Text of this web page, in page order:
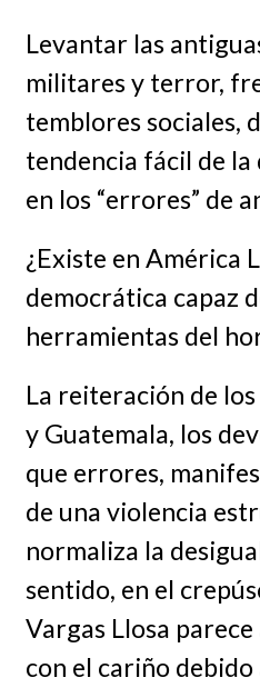
Levantar las
militares y terror,
temblores sociales,
tendencia fácil de la
en los “errores” de
¿Existe en América
democrática capaz
herramientas del
La reiteración de
y Guatemala, los
que errores,
de una violencia
normaliza la
sentido, en el
Vargas Llosa
con el cariño debido